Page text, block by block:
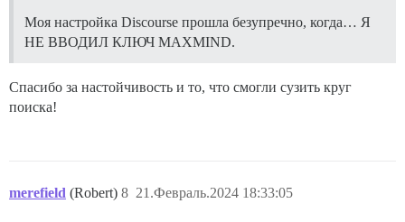
Моя настройка Discourse прошла безупречно, когда… Я
НЕ ВВОДИЛ КЛЮЧ MAXMIND.
Спасибо за настойчивость и то, что смогли сузить круг
поиска!
merefield (Robert) 21.Февраль.2024 18:33:05
8